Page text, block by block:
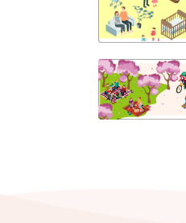
2026年8月4日
2026年8月3日